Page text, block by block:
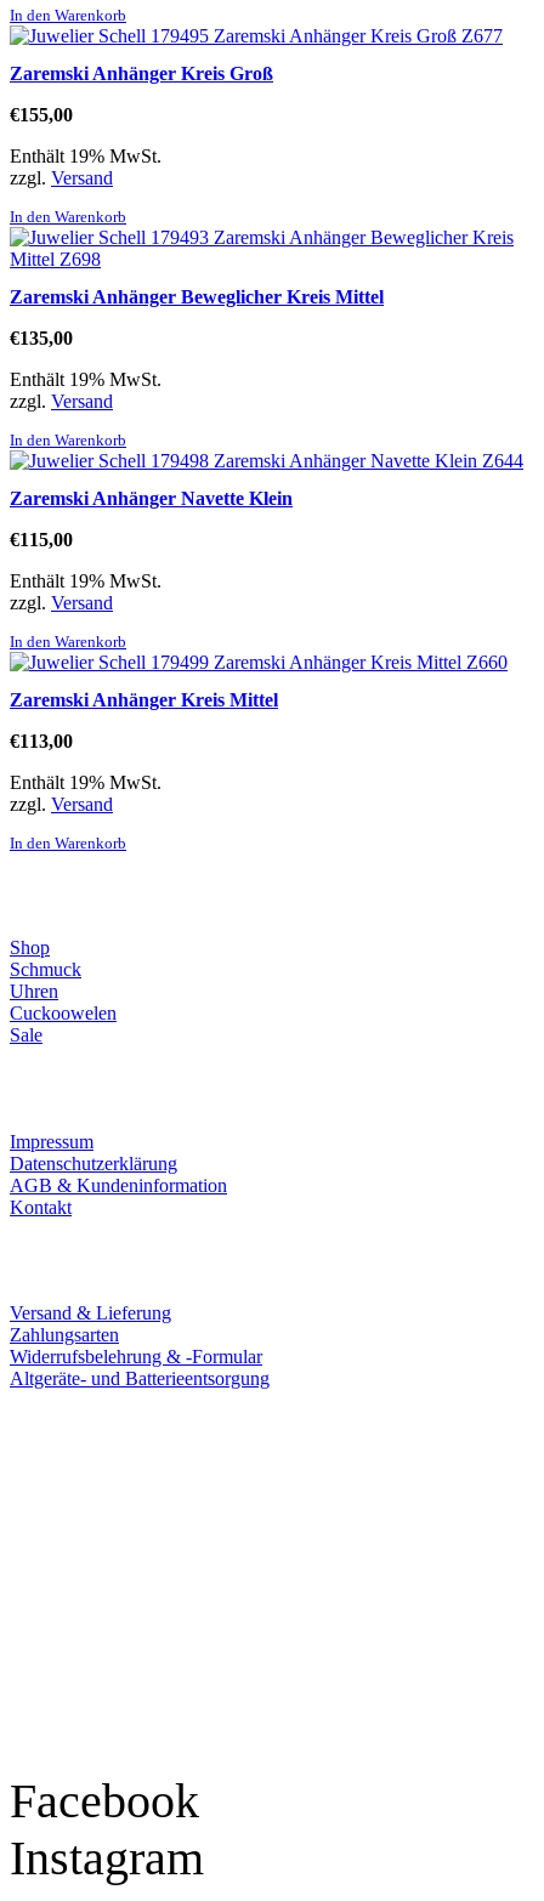
In den Warenkorb
Zaremski Anhänger Kreis Groß
€155,00
Enthält 19% MwSt.
zzgl. Versand
In den Warenkorb
Zaremski Anhänger Beweglicher Kreis Mittel
€135,00
Enthält 19% MwSt.
zzgl. Versand
In den Warenkorb
Zaremski Anhänger Navette Klein
€115,00
Enthält 19% MwSt.
zzgl. Versand
In den Warenkorb
Zaremski Anhänger Kreis Mittel
€113,00
Enthält 19% MwSt.
zzgl. Versand
In den Warenkorb
Shop
Schmuck
Uhren
Cuckoowelen
Sale
Impressum
Datenschutzerklärung
AGB & Kundeninformation
Kontakt
Versand & Lieferung
Zahlungsarten
Widerrufsbelehrung & -Formular
Altgeräte- und Batterieentsorgung
Facebook
Instagram